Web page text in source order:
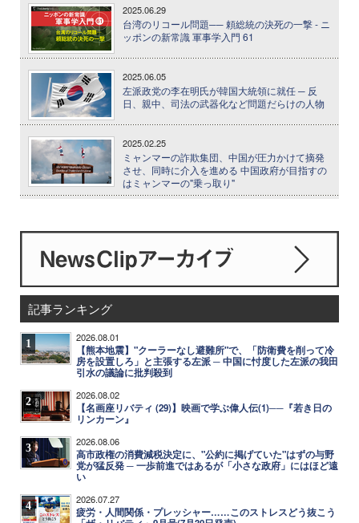
2025.06.29
台湾のリコール問題── 頼総統の決死の一撃 - ニ
ッポンの新常識 軍事学入門 61
2025.06.05
左派政党の李在明氏が韓国大統領に就任 ─ 反
日、親中、司法の武器化など問題だらけの人物
2025.02.25
ミャンマーの詐欺集団、中国が圧力かけて摘発
させ、同時に介入を進める 中国政府が目指すの
はミャンマーの"乗っ取り"
記事ランキング
1 2026.08.01
【熊本地震】"クーラーなし避難所"で、「防衛費を削って冷
房を設置しろ」と主張する左派 ─ 中国に忖度した左派の我田
引水の議論に批判殺到
2 2026.08.02
【名画座リバティ (29)】映画で学ぶ偉人伝(1)──『若き日の
リンカーン』
3 2026.08.06
高市政権の消費減税決定に、"公約に掲げていた"はずの与野
党が猛反発 ─ 一歩前進ではあるが「小さな政府」にはほど遠
い
4 2026.07.27
疲労・人間関係・プレッシャー……このストレスどう抜こう